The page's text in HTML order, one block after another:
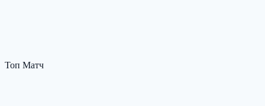
Топ Матч